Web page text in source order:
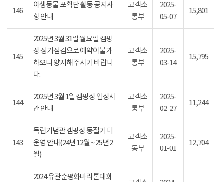
146
야생동물 포획단 활동 공지사
항 안내
고객소
통부
2025-
05-07
15,801
145
2025년 3월 31일 월요일 캠핑
장 정기점검으로 예약이불가
하오니 양지해 주시기 바랍니
다.
고객소
통부
2025-
03-14
15,795
144
2025년 3월 1일 캠핑장 입장시
간 안내
고객소
통부
2025-
02-27
11,244
143
독립기념관 캠핑장 동절기 미
운영 안내(24년 12월 ~ 25년 2
월)
고객소
통부
2025-
01-01
12,704
2024 유관순평화마라톤대회